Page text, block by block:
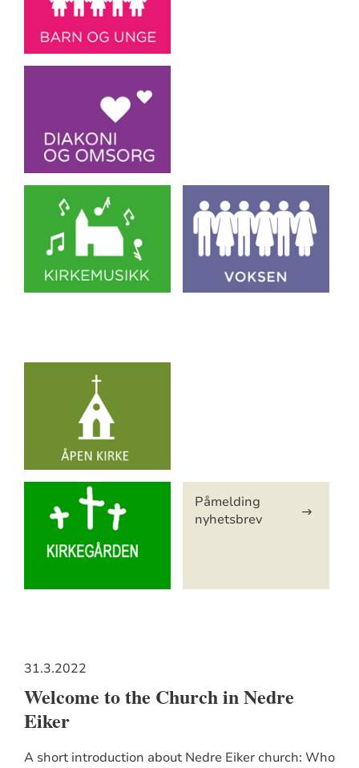
Artikkelsnarveger
Påmelding
nyhetsbrev
31.3.2022
Welcome to the Church in Nedre
Eiker
A short introduction about Nedre Eiker church: Who